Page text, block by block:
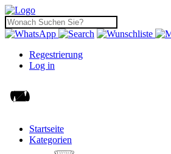
Regestrierung
Log in
Startseite
Kategorien